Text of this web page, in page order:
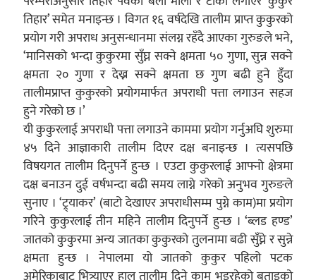
तिहार’ समेत मनाइन्छ । विगत १६ वर्षदेखि तालीम प्राप्त कुकुरको
प्रयोग गरी अपराध अनुसन्धानमा संलग्न रहँदै आएका गुरुङले भने,
‘मानिसको भन्दा कुकुरमा सुँघ्न सक्ने क्षमता ५० गुणा, सुन्न सक्ने
क्षमता २० गुणा र देख्न सक्ने क्षमता छ गुण बढी हुने हुँदा
तालीमप्राप्त कुकुरको प्रयोगमार्फत अपराधी पत्ता लगाउन सहज
हुने गरेको छ ।’
यी कुकुरलाई अपराधी पत्ता लगाउने काममा प्रयोग गर्नुअघि शुरुमा
४५ दिने आज्ञाकारी तालीम दिएर दक्ष बनाइन्छ । त्यसपछि
विषयगत तालीम दिनुपर्ने हुन्छ । एउटा कुकुरलाई आफ्नो क्षेत्रमा
दक्ष बनाउन दुई वर्षभन्दा बढी समय लाग्ने गरेको अनुभव गुरुङले
सुनाए । ‘ट्र्याकर’ (बाटो देखाएर अपराधीसम्म पुग्ने काम)मा प्रयोग
गरिने कुकुरलाई तीन महिने तालीम दिनुपर्ने हुन्छ । ‘ब्लड हण्ड’
जातको कुकुरमा अन्य जातका कुकुरको तुलनामा बढी सुँघ्ने र सुन्ने
क्षमता हुन्छ । नेपालमा यो जातको कुकुर पहिलो पटक